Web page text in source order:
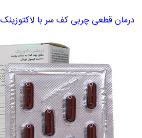
درمان قطعی چربی کف سر با لاکتوزینک